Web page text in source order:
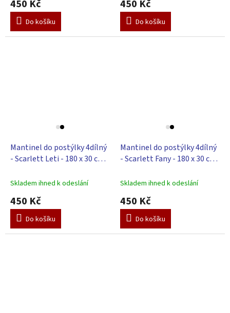
450 Kč
Do košíku
450 Kč
Do košíku
Mantinel do postýlky 4dílný
- Scarlett Leti - 180 x 30 cm -
Skladem ihned k odeslání
450 Kč
Do košíku
Mantinel do postýlky 4dílný
- Scarlett Fany - 180 x 30 cm
Skladem ihned k odeslání
450 Kč
Do košíku